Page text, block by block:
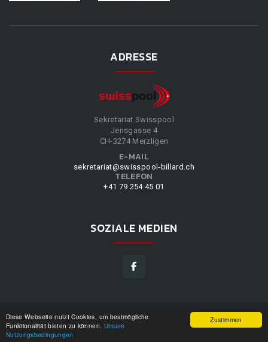
Zustimmen
Diese Webseite nutzt Cookies, um bestmögliche
Funktionalität bieten zu können. Unsere
Nutzungsbedingungen
ADRESSE
Sekretariat Swisspool
Jensgasse 4
CH-3274 Merzligen
E-MAIL
sekretariat@swisspool-billard.ch
TELEFON
+41 79 254 45 01
SOZIALE MEDIEN
SWISSPOOL©2026|DESIGN BY
UNSERE
NUTZUNGSBEDINGUNGEN